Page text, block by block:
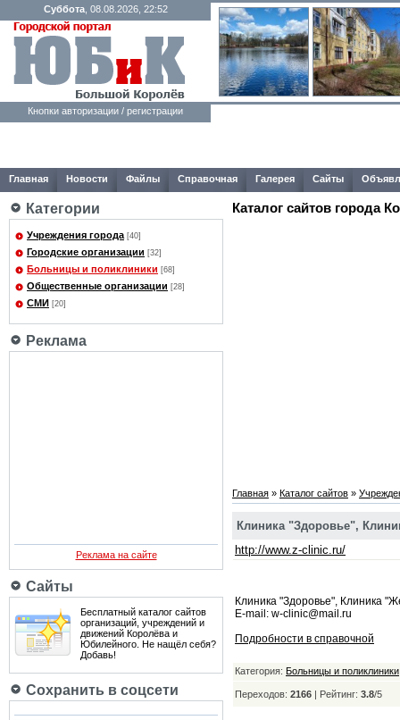
Суббота, 08.08.2026, 22:52
Кнопки авторизации / регистрации
Главная Новости Файлы Справочная Галерея Сайты
Категории
Учреждения города [40]
Городские организации [32]
Больницы и поликлиники [68]
Общественные организации [28]
СМИ [20]
Реклама
Реклама на сайте
Сайты
Бесплатный каталог сайтов
организаций, учреждений и
движений Королёва и
Юбилейного. Не нащёл себя?
Добавь!
Сохранить в соцсети
Каталог сайтов города
Главная » Каталог сайтов »
Клиника "Здоровье",
http://www.z-clinic.ru/
Клиника "Здоровье", Клиника
E-mail: w-clinic@mail.ru
Подробности в справочной
Категория: Больницы и поликлиники
Переходов: 2166 | Рейтинг: 3.8/5